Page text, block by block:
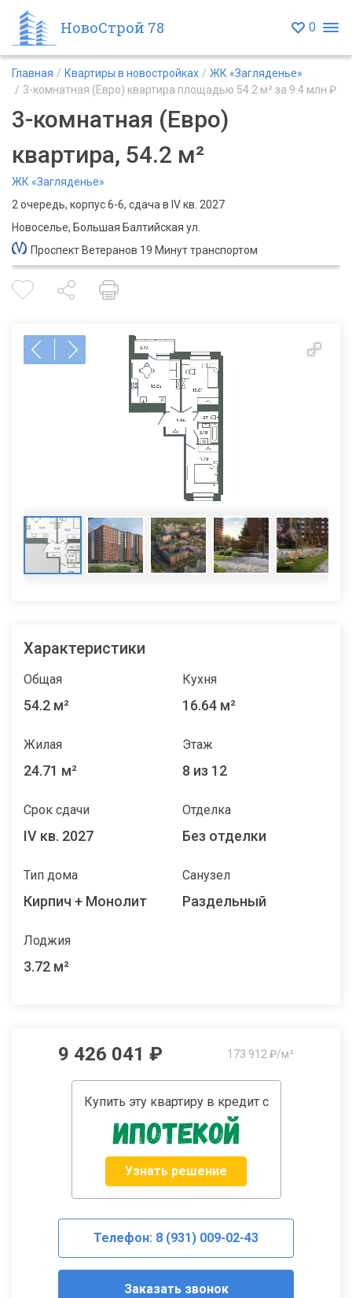
НовоСтрой 78 0
Главная Квартиры в новостройках
ЖК «Загляденье»
3-комнатная (Евро) квартира площадью 54.2 м² за 9.4 млн ₽
3-комнатная (Евро)
квартира, 54.2 м²
ЖК «Загляденье»
2 очередь, корпус 6-6, сдача в IV кв. 2027
Новоселье, Большая Балтийская ул.
Проспект Ветеранов 19 Минут транспортом
Характеристики
Общая
54.2 м²
Кухня
16.64 м²
Жилая
24.71 м²
Этаж
8 из 12
Срок сдачи
IV кв. 2027
Отделка
Без отделки
Тип дома
Кирпич + Монолит
Санузел
Раздельный
Лоджия
3.72 м²
9 426 041 ₽ 173 912 ₽/м²
Купить эту квартиру в кредит с
Узнать решение
Телефон: 8 (931) 009-02-43
Заказать звонок